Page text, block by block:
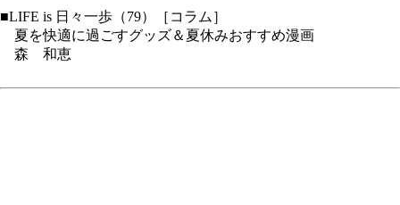
■LIFE is 日々一歩（79）［コラム］
夏を快適に過ごすグッズ＆夏休みおすすめ漫画
森 和恵